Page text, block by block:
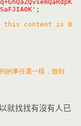
就找找有沒有人已